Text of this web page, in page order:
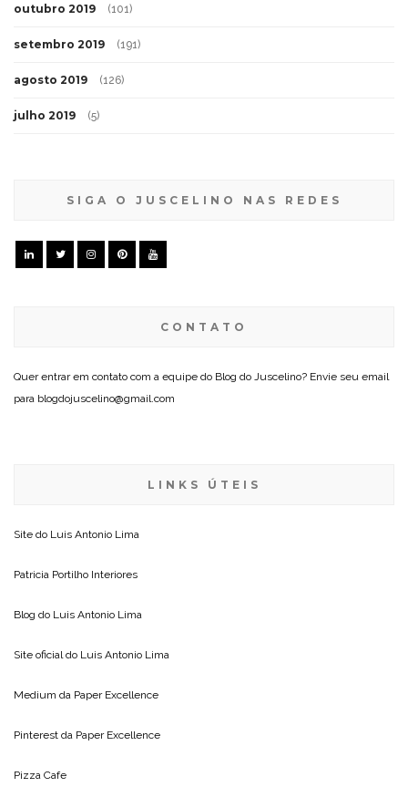
outubro 2019 (101)
setembro 2019 (191)
agosto 2019 (126)
julho 2019 (5)
SIGA O JUSCELINO NAS REDES
CONTATO
Quer entrar em contato com a equipe do Blog do Juscelino? Envie seu email
para blogdojuscelino@gmail.com
LINKS ÚTEIS
Site do Luis Antonio Lima
Patricia Portilho Interiores
Blog do Luis Antonio Lima
Site oficial do Luis Antonio Lima
Medium da Paper Excellence
Pinterest da Paper Excellence
Pizza Cafe